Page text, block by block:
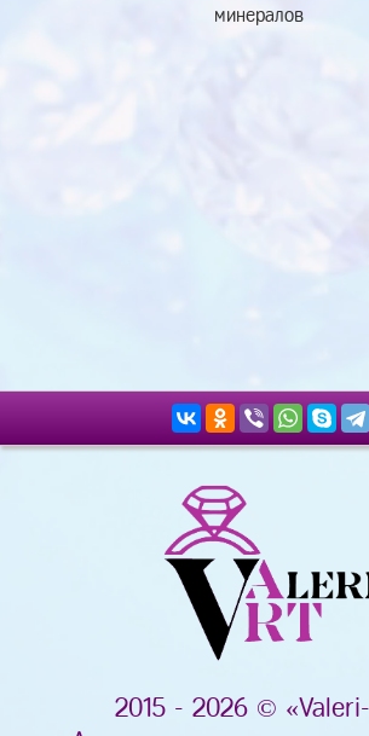
минералов
2015 - 2026 © «Valeri-